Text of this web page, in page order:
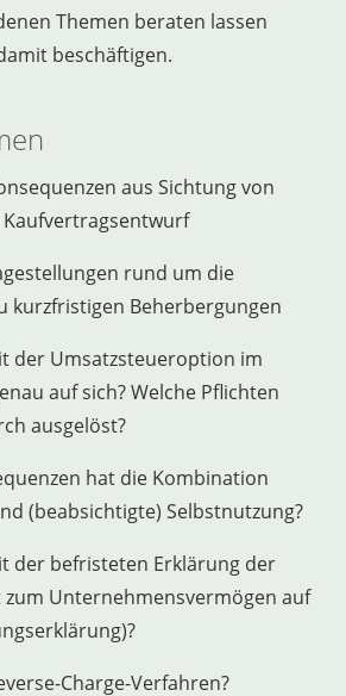
Themen beraten lassen
beschäftigen.
aus Sichtung von
rund um die
kurzfristigen Beherbergungen
der Umsatzsteueroption im
auf sich? Welche Pflichten
ausgelöst?
hat die Kombination
(beabsichtigte) Selbstnutzung?
der befristeten Erklärung der
Unternehmensvermögen auf
Charge-Verfahren?